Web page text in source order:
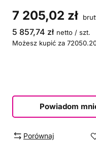
7 205,02 zł
5 857,74 zł netto / szt.
Możesz kupić za
Powiadom
Porównaj